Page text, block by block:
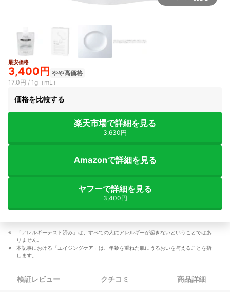
最安価格
3,400円 やや高価格
17.0円 / 1g（mL）
価格を比較する
楽天市場で詳細を見る
3,630円
Amazonで詳細を見る
ヤフーで詳細を見る
3,400円
「アレルギーテスト済み」は、すべての人にアレルギーが起きないということではあ
りません。
本記事における「エイジングケア」は、年齢を重ねた肌にうるおいを与えることを指
します。
検証レビュー クチコミ 商品詳細